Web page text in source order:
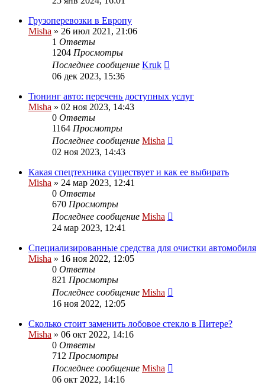
Грузоперевозки в Европу
Misha » 26 июл 2021, 21:06
1 Ответы
1204 Просмотры
Последнее сообщение Kruk
06 дек 2023, 15:36
Тюнинг авто: перечень доступных услуг
Misha » 02 ноя 2023, 14:43
0 Ответы
1164 Просмотры
Последнее сообщение Misha
02 ноя 2023, 14:43
Какая спецтехника существует и как ее выбирать
Misha » 24 мар 2023, 12:41
0 Ответы
670 Просмотры
Последнее сообщение Misha
24 мар 2023, 12:41
Специализированные средства для очистки автомобиля
Misha » 16 ноя 2022, 12:05
0 Ответы
821 Просмотры
Последнее сообщение Misha
16 ноя 2022, 12:05
Сколько стоит заменить лобовое стекло в Питере?
Misha » 06 окт 2022, 14:16
0 Ответы
712 Просмотры
Последнее сообщение Misha
06 окт 2022, 14:16